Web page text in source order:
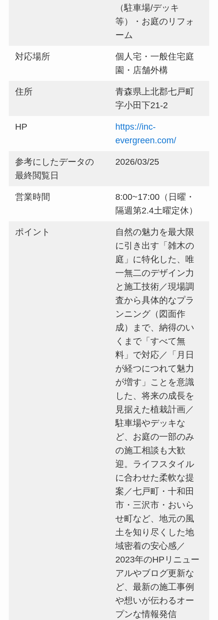
（駐車場/デッキ
等）・お庭のリフォ
ーム
対応場所
個人宅・一般住宅庭
園・店舗外構
住所
青森県上北郡七戸町
字小田下21-2
HP
https://inc-
evergreen.com/
参考にしたデータの
最終閲覧日
2026/03/25
営業時間
8:00~17:00（日曜・
隔週第2.4土曜定休）
ポイント
自然の魅力を最大限
に引き出す「雑木の
庭」に特化した、唯
一無二のデザイン力
と施工技術／現場調
査から具体的なプラ
ンニング（図面作
成）まで、納得のい
くまで「すべて無
料」で対応／「月日
が経つにつれて魅力
が増す」ことを意識
した、将来の成長を
見据えた植栽計画／
駐車場やデッキな
ど、お庭の一部のみ
の施工相談も大歓
迎。ライフスタイル
に合わせた柔軟な提
案／七戸町・十和田
市・三沢市・おいら
せ町など、地元の風
土を知り尽くした地
域密着の安心感／
2023年のHPリニュー
アルやブログ更新な
ど、最新の施工事例
や想いが伝わるオー
プンな情報発信